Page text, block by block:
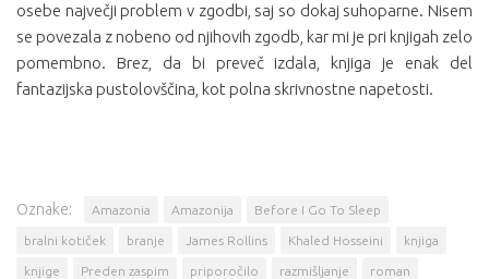
osebe največji problem v zgodbi, saj so dokaj suhoparne. Nisem
se povezala z nobeno od njihovih zgodb, kar mi je pri knjigah zelo
pomembno. Brez, da bi preveč izdala, knjiga je enak del
fantazijska pustolovščina, kot polna skrivnostne napetosti.
Oznake: Amazonia Amazonija Before I Go To Sleep
bralni kotiček branje James Rollins Khaled Hosseini knjiga
knjige Preden zaspim priporočilo razmišljanje roman